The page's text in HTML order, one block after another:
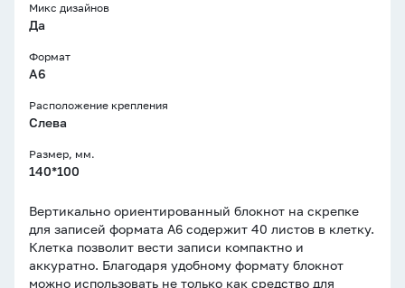
Микс дизайнов
Да
Формат
A6
Расположение крепления
Слева
Размер, мм.
140*100
Вертикально ориентированный блокнот на скрепке
для записей формата А6 содержит 40 листов в клетку.
Клетка позволит вести записи компактно и
аккуратно. Благодаря удобному формату блокнот
можно использовать не только как средство для